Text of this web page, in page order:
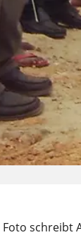
schreibt